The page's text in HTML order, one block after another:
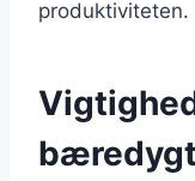
produktiviteten.